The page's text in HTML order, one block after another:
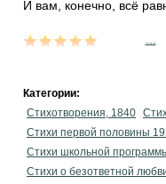
И вам, конечно, всё
Категории:
Стихотворения, 1840
Cтихи первой половины 19
Стихи школьной
Стихи о безответной